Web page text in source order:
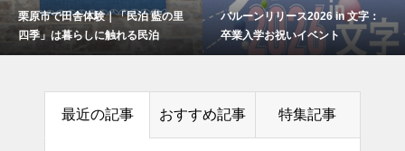
バルーンリリース2026 in 文字：
卒業入学お祝いイベント
文字のどんと祭の案内と当日の様
子：場所は下文字自治会館
最近の記事 おすすめ記事 特集記事
文字のどんと祭の案内と当日の
様子：場所は下文字自治会館
栗原市で田舎体験｜「民泊 藍の
里 四季」は暮らしに触れる民泊